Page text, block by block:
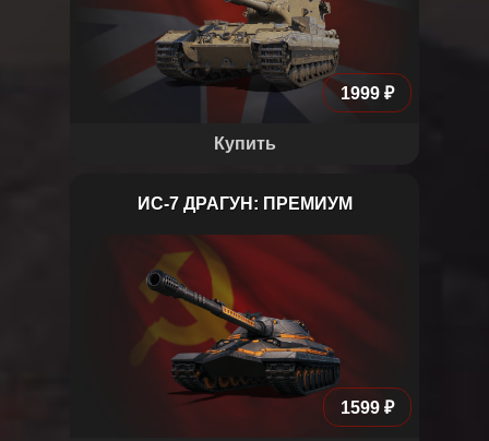
1999 ₽
Купить
ИС-7 ДРАГУН: ПРЕМИУМ
ИС-7 «Драгун»
1599 ₽